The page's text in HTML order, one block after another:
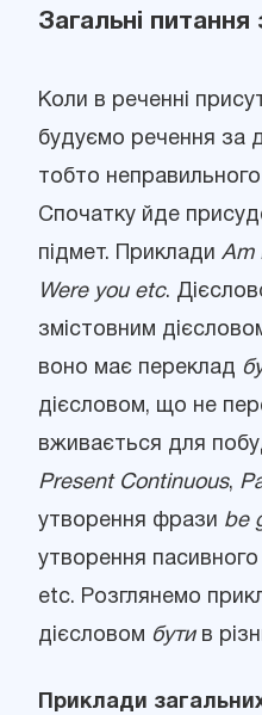
Загальні
Коли в реченні
будуємо речення за
тобто
Спочатку йде
підмет. ПрикладиAm
Were you etc.
змістовним
воно має переклад
дієсловом, що не
вживається для
Present Continuous,
утворення фрази be
утворення
etc. Розглянемо
дієсловом бутив
Приклади